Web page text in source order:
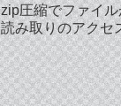
zip圧縮でファイ
読み取りのアクセ